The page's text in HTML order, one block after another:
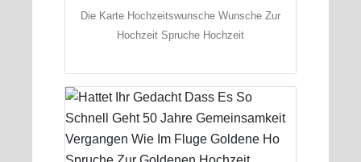
Die Karte Hochzeitswunsche Wunsche Zur
Hochzeit Spruche Hochzeit